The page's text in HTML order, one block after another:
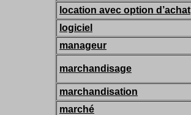
location avec option d’achat
logiciel
manageur
marchandisage
marchandisation
marché